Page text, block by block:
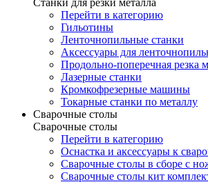
Станки для резки металла
Перейти в категорию
Гильотины
Ленточнопильные станки
Аксессуары для
Продольно-поперечная резка
Лазерные станки
Кромкофрезерные машины
Токарные станки по металлу
Сварочные столы
Сварочные столы
Перейти в категорию
Оснастка и аксессуары к
Сварочные столы в сборе с
Сварочные столы кит